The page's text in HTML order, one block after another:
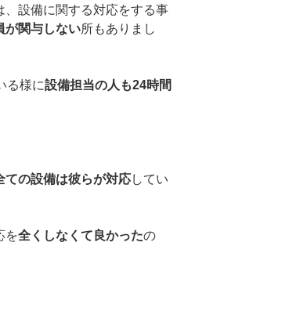
設備に関する対応をする事
が関与しない所もありまし
る様に設備担当の人も24時間
ての設備は彼らが対応してい
を全くしなくて良かったの